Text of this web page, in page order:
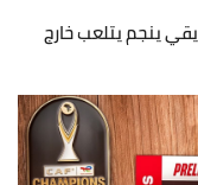
ينجم يتلعب خارج